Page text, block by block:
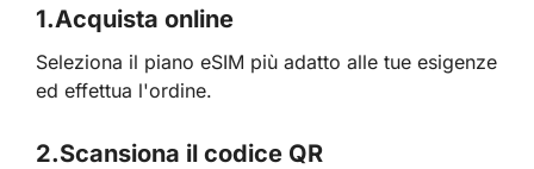
1.Acquista online
Seleziona il piano eSIM più adatto alle tue esigenze
ed effettua l'ordine.
2.Scansiona il codice QR